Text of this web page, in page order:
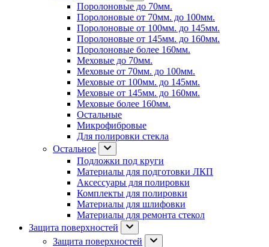
Поролоновые до 70мм.
Поролоновые от 70мм. до 100мм.
Поролоновые от 100мм. до 145мм.
Поролоновые от 145мм. до 160мм.
Поролоновые более 160мм.
Меховые до 70мм.
Меховые от 70мм. до 100мм.
Меховые от 100мм. до 145мм.
Меховые от 145мм. до 160мм.
Меховые более 160мм.
Остальные
Микрофибровые
Для полировки стекла
Остальное
Подложки под круги
Материалы для подготовки ЛКП
Аксессуары для полировки
Комплекты для полировки
Материалы для шлифовки
Материалы для ремонта стекол
Защита поверхностей
Защита поверхностей